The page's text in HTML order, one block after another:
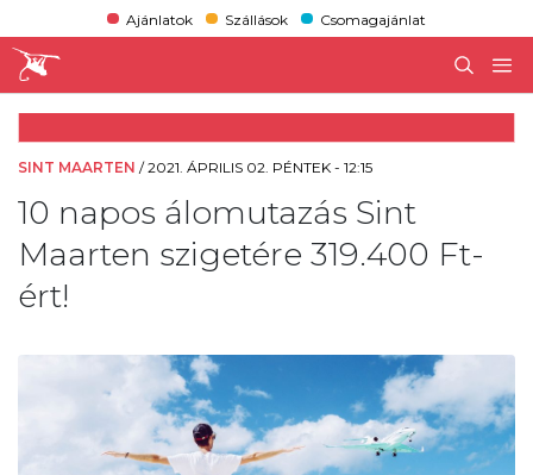
Ajánlatok Szállások Csomagajánlat
SINT MAARTEN /2021. ÁPRILIS 02. PÉNTEK - 12:15
10 napos álomutazás Sint
Maarten szigetére 319.400 Ft-
ért!